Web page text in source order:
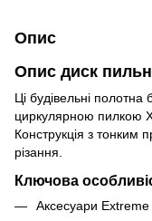
Опис
Опис диск
Ці будівельні
циркулярною пилкою
Конструкція з тонким
різання.
Ключова
Аксесуари Extreme